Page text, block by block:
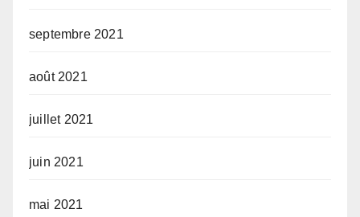
septembre 2021
août 2021
juillet 2021
juin 2021
mai 2021